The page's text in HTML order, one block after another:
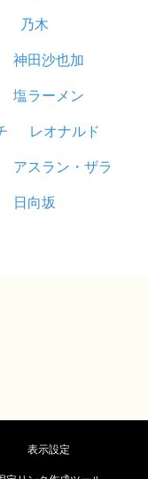
乃木
神田沙也加
塩ラーメン
レオナルド
アスラン・ザラ
日向坂
表示設定